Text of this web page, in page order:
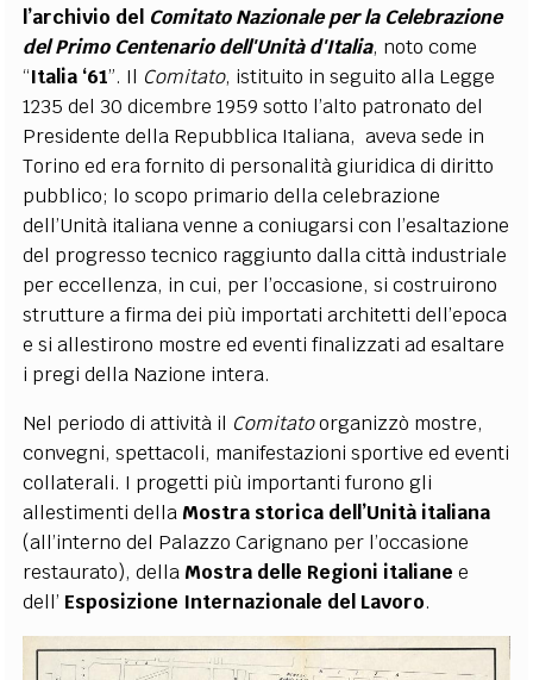
l’archivio del Comitato Nazionale per la Celebrazione
del Primo Centenario dell'Unità d'Italia, noto come
“Italia ‘61”. Il Comitato, istituito in seguito alla Legge
1235 del 30 dicembre 1959 sotto l’alto patronato del
Presidente della Repubblica Italiana, aveva sede in
Torino ed era fornito di personalità giuridica di diritto
pubblico; lo scopo primario della celebrazione
dell’Unità italiana venne a coniugarsi con l’esaltazione
del progresso tecnico raggiunto dalla città industriale
per eccellenza, in cui, per l’occasione, si costruirono
strutture a firma dei più importati architetti dell’epoca
e si allestirono mostre ed eventi finalizzati ad esaltare
i pregi della Nazione intera.
Nel periodo di attività il Comitatoorganizzò mostre,
convegni, spettacoli, manifestazioni sportive ed eventi
collaterali. I progetti più importanti furono gli
allestimenti della Mostra storica dell’Unità italiana
(all’interno del Palazzo Carignano per l’occasione
restaurato), della Mostra delle Regioni italiane e
dell’ Esposizione Internazionale del Lavoro.